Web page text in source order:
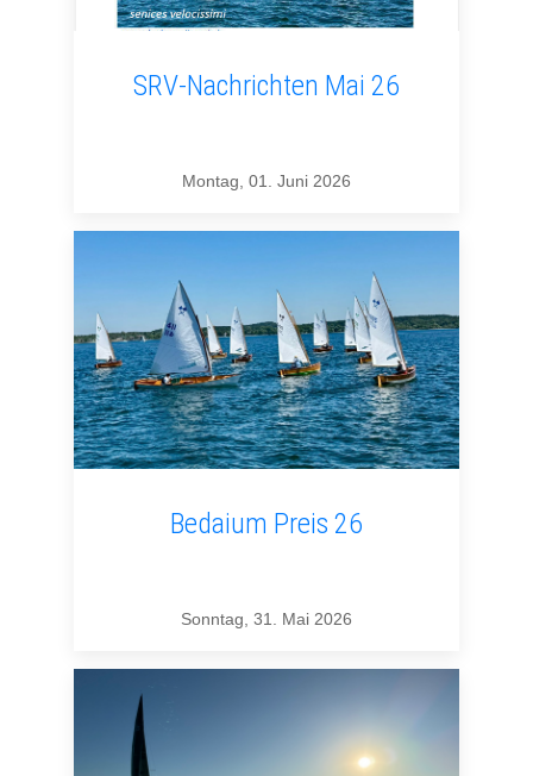
SRV-Nachrichten Mai 26
Montag, 01. Juni 2026
Bedaium Preis 26
Sonntag, 31. Mai 2026